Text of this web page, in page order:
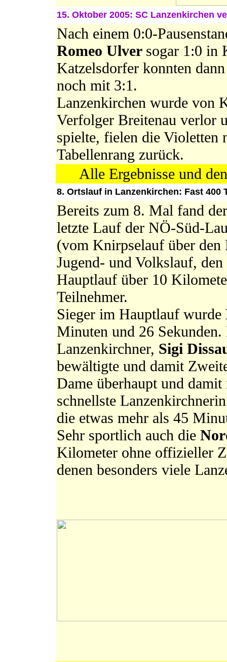
15. Oktober 2005: SC Lanzenkirchen
Nach einem 0:0-
Romeo Ulver sogar 1:0 in
Katzelsdorfer konnten
noch mit 3:1.
Lanzenkirchen wurde von
Verfolger Breitenau verlor
spielte, fielen die Violetten
Tabellenrang zurück.
Alle Ergebnisse und
8. Ortslauf in Lanzenkirchen: Fast
Bereits zum 8. Mal fand
letzte Lauf der NÖ-Süd-
(vom Knirpselauf über
Jugend- und Volkslauf,
Hauptlauf über 10
Teilnehmer.
Sieger im Hauptlauf wurde
Minuten und 26
Lanzenkirchner, Sigi
bewältigte und damit
Dame überhaupt und
schnellste
die etwas mehr als 45
Sehr sportlich auch die
Kilometer ohne offizieller
denen besonders viele